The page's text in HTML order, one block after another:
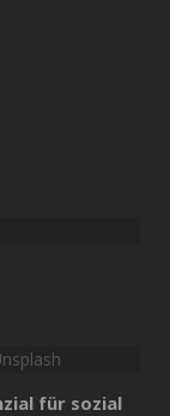
für sozial